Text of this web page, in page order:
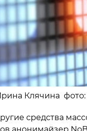
Клячина
средства